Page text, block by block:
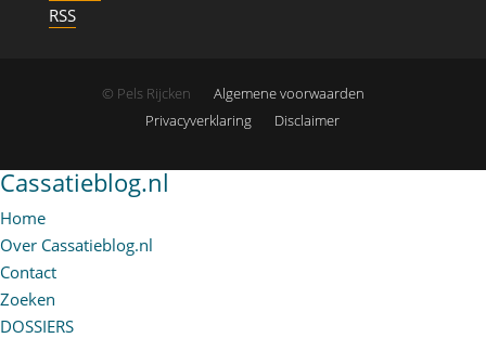
RSS
© Pels Rijcken
Algemene voorwaarden
Privacyverklaring
Disclaimer
Cassatieblog.nl
Home
Over Cassatieblog.nl
Contact
Zoeken
DOSSIERS